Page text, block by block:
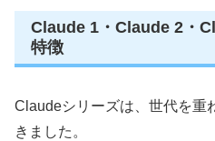
Claude 1・Claude 2・
特徴
Claudeシリーズは、世代を重
きました。